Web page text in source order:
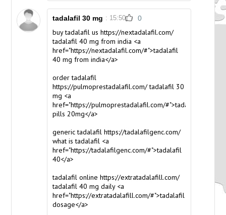
tadalafil 30 mg : 15:50 0
buy tadalafil us https://nextadalafil.com/
tadalafil 40 mg from india <a
href="https://nextadalafil.com/#">tadalafil
40 mg from india</a>
order tadalafil
https://pulmoprestadalafil.com/ tadalafil 30
mg <a
href="https://pulmoprestadalafil.com/#">tadalafil
pills 20mg</a>
generic tadalafil https://tadalafilgenc.com/
what is tadalafil <a
href="https://tadalafilgenc.com/#">tadalafil
40</a>
tadalafil online https://extratadalafill.com/
tadalafil 40 mg daily <a
href="https://extratadalafill.com/#">tadalafil
dosage</a>